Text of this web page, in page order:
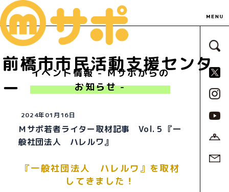
前橋市市民活動支援センタ
ー
サ
イベント情報 - Ｍサポからの
お知らせ -
2024年01月16日
Ｍサポ若者ライター取材記事 Vol.５『一
般社団法人 ハレルワ』
『一般社団法人 ハレルワ』を取材
してきました！